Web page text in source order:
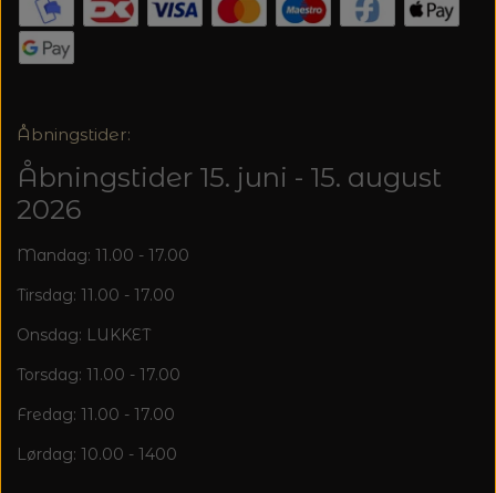
Åbningstider:
Åbningstider 15. juni - 15. august
2026
Mandag: 11.00 - 17.00
Tirsdag: 11.00 - 17.00
Onsdag: LUKKET
Torsdag: 11.00 - 17.00
Fredag: 11.00 - 17.00
Lørdag: 10.00 - 1400